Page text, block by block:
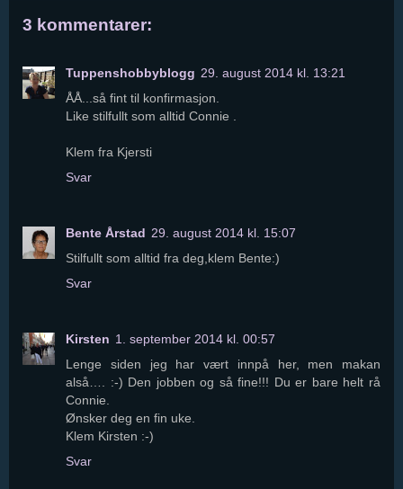
3 kommentarer:
Tuppenshobbyblogg 29. august 2014 kl. 13:21
ÅÅ...så fint til konfirmasjon.
Like stilfullt som alltid Connie .
Klem fra Kjersti
Svar
Bente Årstad 29. august 2014 kl. 15:07
Stilfullt som alltid fra deg,klem Bente:)
Svar
Kirsten 1. september 2014 kl. 00:57
Lenge siden jeg har vært innpå her, men makan
alså…. :-) Den jobben og så fine!!! Du er bare helt rå
Connie.
Ønsker deg en fin uke.
Klem Kirsten :-)
Svar